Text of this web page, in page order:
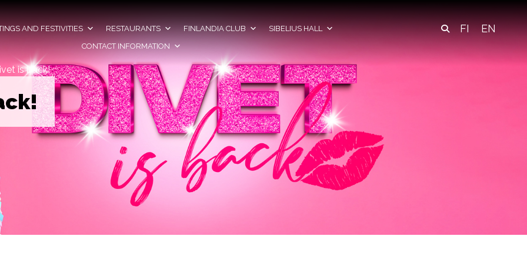
AND FESTIVITIES RESTAURANTS FINLANDIA CLUB
SIBELIUS HALL
CONTACT INFORMATION
FI EN
is back!